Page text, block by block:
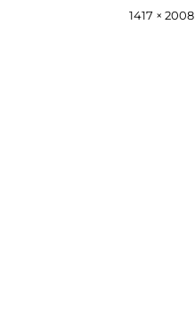
leTaille
1417 × 2008